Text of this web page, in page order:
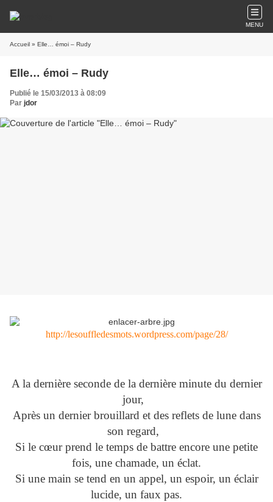
MENU
Accueil » Elle… émoi – Rudy
Elle… émoi – Rudy
Publié le 15/03/2013 à 08:09
Par jdor
http://lesouffledesmots.wordpress.com/page/28/
A la dernière seconde de la dernière minute du dernier
jour,
Après un dernier brouillard et des reflets de lune dans
son regard,
Si le cœur prend le temps de battre encore une petite
fois, une chamade, un éclat.
Si une main se tend en un appel, un espoir, un éclair
lucide, un faux pas.